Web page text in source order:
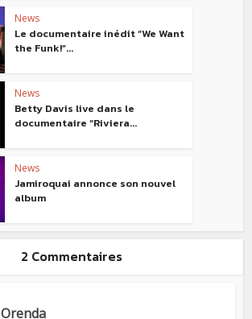
News
Le documentaire inédit “We Want
the Funk!”...
News
Betty Davis live dans le
documentaire “Riviera...
News
Jamiroquai annonce son nouvel
album
2 Commentaires
Orenda